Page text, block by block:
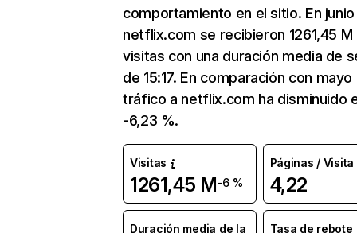
comportamiento en el sitio. En junio
netflix.com se recibieron 1261,45 M
visitas con una duración media de
de 15:17. En comparación con mayo
tráfico a netflix.com ha disminuido
-6,23 %.
Visitas
1261,45 M-6 %
Páginas / Visita
4,22
Duración media de la
Tasa de rebote